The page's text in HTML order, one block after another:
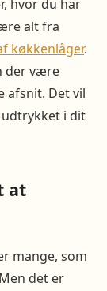
hvor du har
alt fra
køkkenlåger.
der være
afsnit. Det vil
i dit
at
mange, som
det er